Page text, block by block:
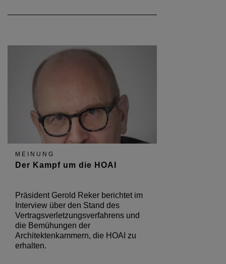
MEINUNG
Der Kampf um die HOAI
Präsident Gerold Reker berichtet im
Interview über den Stand des
Vertragsverletzungsverfahrens und
die Bemühungen der
Architektenkammern, die HOAI zu
erhalten.